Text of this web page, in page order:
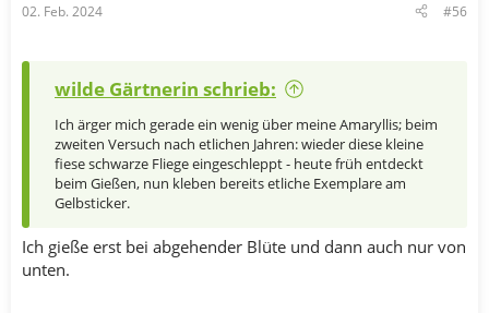
:
02. Feb. 2024 #56
wilde Gärtnerin schrieb:
Ich ärger mich gerade ein wenig über meine Amaryllis; beim
zweiten Versuch nach etlichen Jahren: wieder diese kleine
fiese schwarze Fliege eingeschleppt - heute früh entdeckt
beim Gießen, nun kleben bereits etliche Exemplare am
Gelbsticker.
Ich gieße erst bei abgehender Blüte und dann auch nur von
unten.